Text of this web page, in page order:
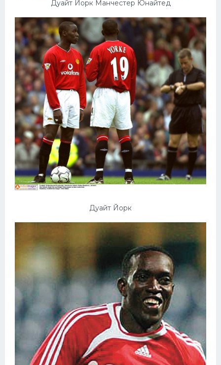
Дуайт Йорк Манчестер Юнайтед
Дуайт Йорк